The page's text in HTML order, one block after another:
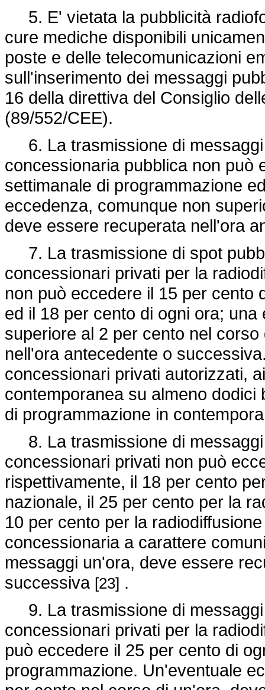
5. E' vietata la pubblicità
cure mediche disponibili
poste e delle telecomunicazioni
sull'inserimento dei messaggi
16 della direttiva del Consiglio
(89/552/CEE).
6. La trasmissione di messaggi
concessionaria pubblica non può
settimanale di programmazione
eccedenza, comunque non
deve essere recuperata nell'ora
7. La trasmissione di spot
concessionari privati per la
non può eccedere il 15 per cento
ed il 18 per cento di ogni ora;
superiore al 2 per cento nel
nell'ora antecedente o
concessionari privati autorizzati,
contemporanea su almeno
di programmazione in
8. La trasmissione di messaggi
concessionari privati non può
rispettivamente, il 18 per cento
nazionale, il 25 per cento per la
10 per cento per la
concessionaria a carattere
messaggi un'ora, deve essere
successiva [23] .
9. La trasmissione di messaggi
concessionari privati per la
può eccedere il 25 per cento di
programmazione. Un'eventuale